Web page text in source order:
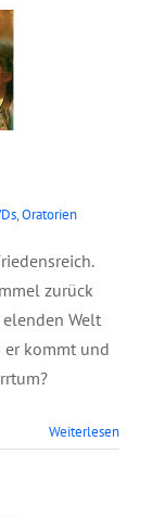
,Oratorien
zurück
Welt
er kommt und
Weiterlesen